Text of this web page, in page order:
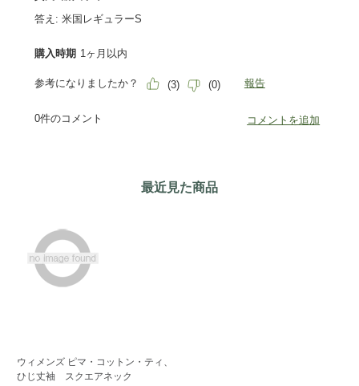
最近見た商品
ウィメンズ ピマ・コットン・ティ、
ひじ丈袖 スクエアネック